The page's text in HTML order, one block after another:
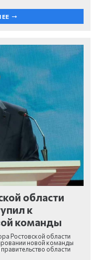
области
к
команды
Ростовской области
новой команды
области